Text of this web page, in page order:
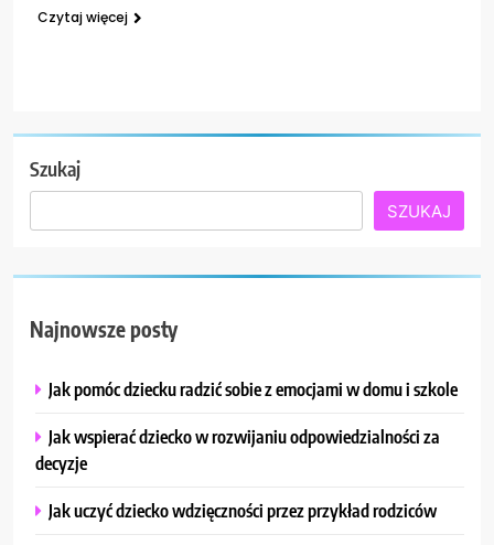
Czytaj więcej
Szukaj
SZUKAJ
Najnowsze posty
Jak pomóc dziecku radzić sobie z emocjami w domu i szkole
Jak wspierać dziecko w rozwijaniu odpowiedzialności za
decyzje
Jak uczyć dziecko wdzięczności przez przykład rodziców